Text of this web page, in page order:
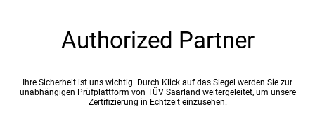
Authorized Partner
Ihre Sicherheit ist uns wichtig. Durch Klick auf das Siegel werden Sie zur
unabhängigen Prüfplattform von TÜV Saarland weitergeleitet, um unsere
Zertifizierung in Echtzeit einzusehen.